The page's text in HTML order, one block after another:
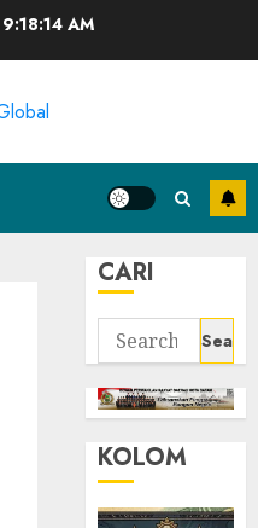
9:18:15 AM
CARI
Search
for:
KOLOM